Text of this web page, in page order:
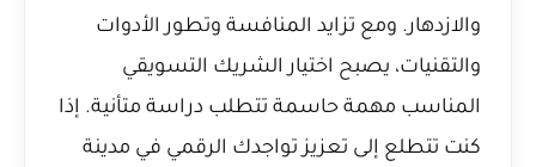
والازدهار. ومع تزايد المنافسة وتطور الأدوات
والتقنيات، يصبح اختيار الشريك التسويقي
المناسب مهمة حاسمة تتطلب دراسة متأنية. إذا
كنت تتطلع إلى تعزيز تواجدك الرقمي في مدينة